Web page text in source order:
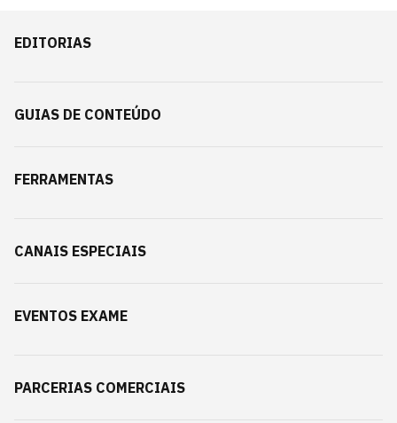
EDITORIAS
GUIAS DE CONTEÚDO
FERRAMENTAS
CANAIS ESPECIAIS
EVENTOS EXAME
PARCERIAS COMERCIAIS